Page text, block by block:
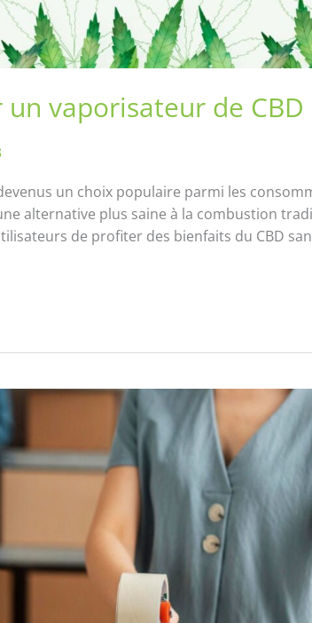
vaporisateur de CBD
un choix populaire parmi les
alternative plus saine à la combustion
de profiter des bienfaits du CBD